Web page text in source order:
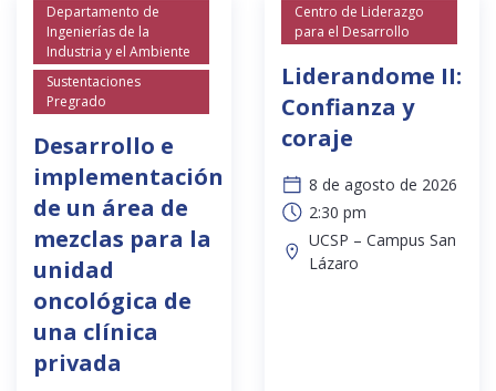
Departamento de
Ingenierías de la
Industria y el Ambiente
Sustentaciones
Pregrado
Desarrollo e
implementación
de un área de
mezclas para la
unidad
oncológica de
una clínica
privada
Centro de Liderazgo
para el Desarrollo
Liderandome II:
Confianza y
coraje
8 de agosto de 2026
2:30 pm
UCSP – Campus San
Lázaro